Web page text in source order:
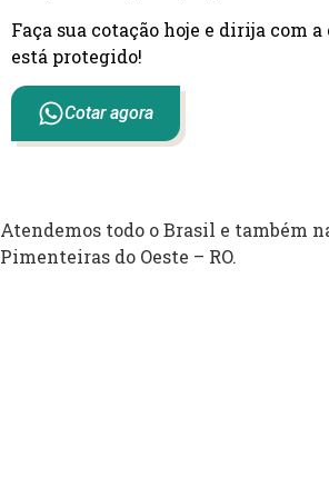
Faça sua cotação hoje e dirija com
está protegido!
Cotar agora
Atendemos todo o Brasil e também
Pimenteiras do Oeste – RO.